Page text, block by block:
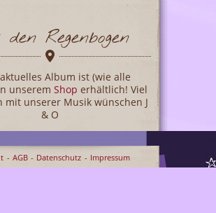
Regenbogen
Album ist (wie alle
unserem Shop erhältlich! Viel
mit unserer Musik wünschen J
& O
AGB Datenschutz Impressum